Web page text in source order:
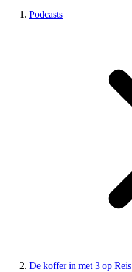
Podcasts
De koffer in met 3 op Reis